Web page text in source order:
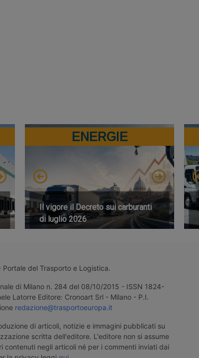
ENERGIE
Il vigore il Decreto sui carburanti
di luglio 2026
Portale del Trasporto e Logistica.
di Milano n. 284 del 08/10/2015 - ISSN 1824-
Latorre Editore: Cronoart Srl - Milano - P.I.
redazione@trasportoeuropa.it
di articoli, notizie e immagini pubblicati su
scritta dell'editore. L'editore non si assume
contenuti negli articoli né per i commenti inviati dai